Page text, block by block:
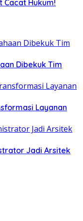
Cacat Hukum!
Dibekuk Tim
Layanan
Jadi Arsitek